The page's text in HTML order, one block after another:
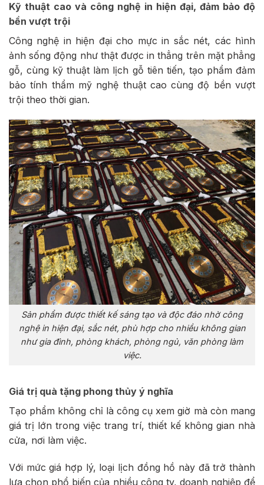
Kỹ thuật cao và công nghệ in hiện đại, đảm bảo độ
bền vượt trội
Công nghệ in hiện đại cho mực in sắc nét, các hình
ảnh sống động như thật được in thẳng trên mặt phẳng
gỗ, cùng kỹ thuật làm lịch gỗ tiên tiến, tạo phẩm đảm
bảo tính thẩm mỹ nghệ thuật cao cùng độ bền vượt
trội theo thời gian.
Sản phẩm được thiết kế sáng tạo và độc đáo nhờ công
nghệ in hiện đại, sắc nét, phù hợp cho nhiều không gian
như gia đình, phòng khách, phòng ngủ, văn phòng làm
việc.
Giá trị quà tặng phong thủy ý nghĩa
Tạo phẩm không chỉ là công cụ xem giờ mà còn mang
giá trị lớn trong việc trang trí, thiết kế không gian nhà
cửa, nơi làm việc.
Với mức giá hợp lý, loại lịch đồng hồ này đã trở thành
lựa chọn phổ biến của nhiều công ty, doanh nghiệp để